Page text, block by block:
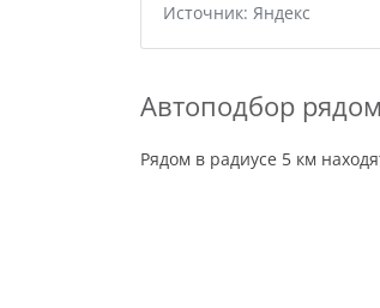
Источник: Яндекс
Автоподбор рядом
Рядом в радиусе 5 км